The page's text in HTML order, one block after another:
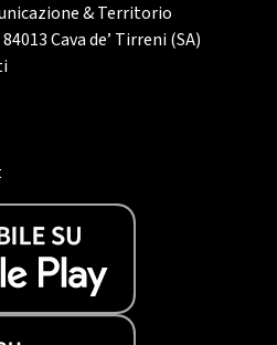
& Territorio
Cava de’ Tirreni (SA)